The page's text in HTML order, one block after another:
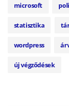
microsoft
statisztika
wordpress
új végződések